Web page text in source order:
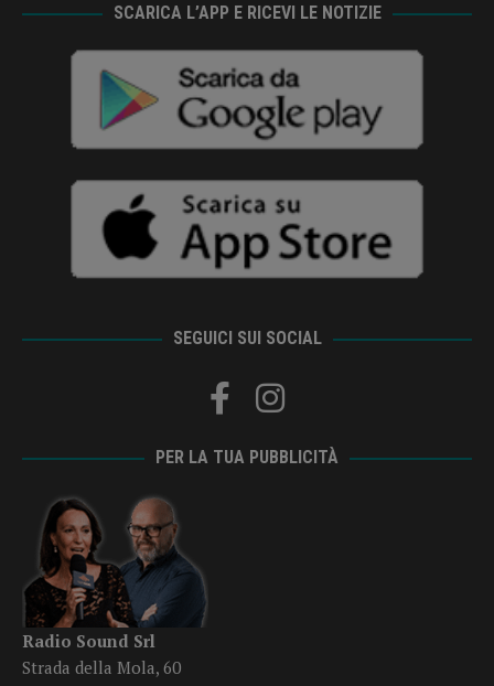
SCARICA L’APP E RICEVI LE NOTIZIE
SEGUICI SUI SOCIAL
PER LA TUA PUBBLICITÀ
Radio Sound Srl
Strada della Mola, 60